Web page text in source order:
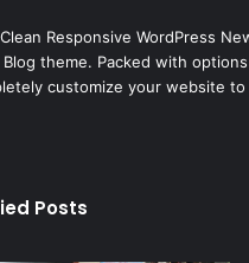
Responsive WordPress
Blog theme. Packed with
customize your website
Posts